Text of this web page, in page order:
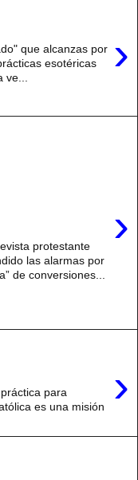
›
que alcanzas por
esotéricas
›
protestante
las alarmas por
de conversiones...
›
para
es una misión